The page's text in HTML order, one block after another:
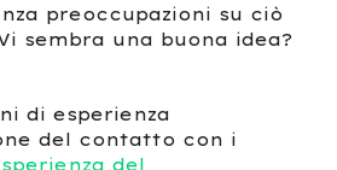
preoccupazioni su ciò
sembra una buona idea?
di esperienza
del contatto con i
del